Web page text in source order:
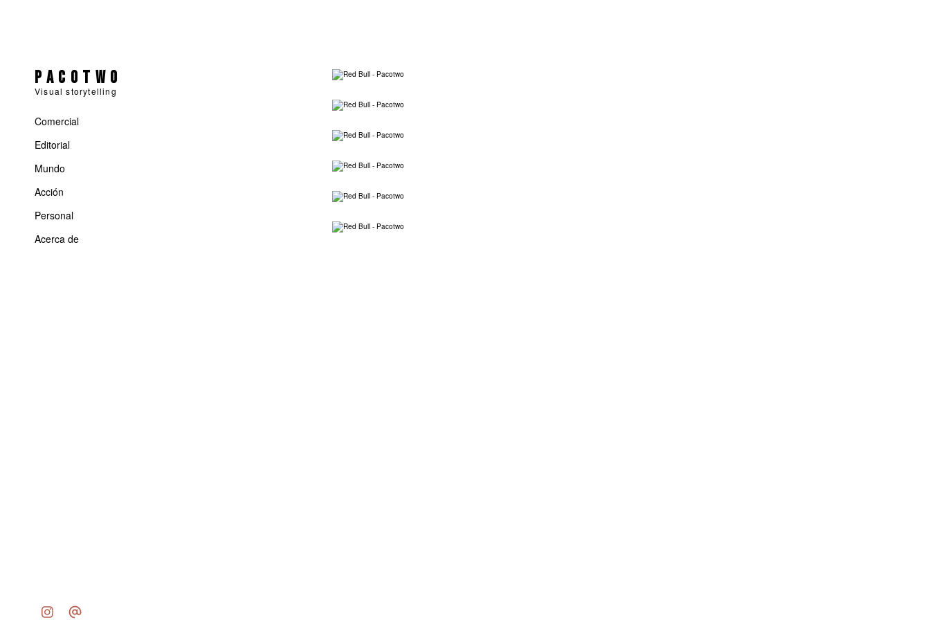
Pacotwo
Visual storytelling
Comercial
Editorial
Mundo
Acción
Personal
Acerca de